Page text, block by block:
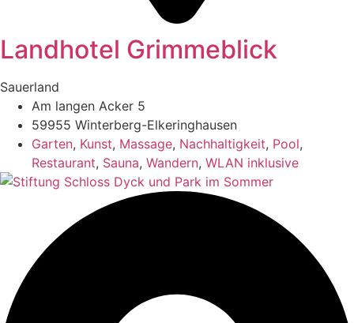
Landhotel Grimmeblick
Sauerland
Am langen Acker 5
59955 Winterberg-Elkeringhausen
Garten, Kunst, Massage, Nachhaltigkeit, Pool,
Restaurant, Sauna, Wandern, WLAN inklusive